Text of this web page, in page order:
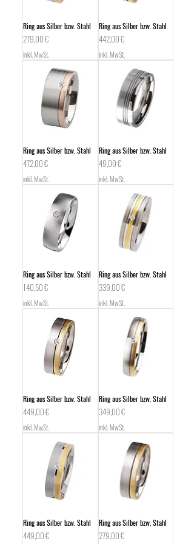
Ring aus Silber bzw. Stahl
Preis
279,00 €
inkl. MwSt.
Ring aus Silber bzw. Stahl
Preis
442,00 €
inkl. MwSt.
Ring aus Silber bzw. Stahl
Preis
472,00 €
inkl. MwSt.
Ring aus Silber bzw. Stahl
Preis
49,00 €
inkl. MwSt.
Ring aus Silber bzw. Stahl
Preis
140,50 €
inkl. MwSt.
Ring aus Silber bzw. Stahl
Preis
339,00 €
inkl. MwSt.
Ring aus Silber bzw. Stahl
Preis
449,00 €
inkl. MwSt.
Ring aus Silber bzw. Stahl
Preis
349,00 €
inkl. MwSt.
Ring aus Silber bzw. Stahl
Preis
449,00 €
Ring aus Silber bzw. Stahl
Preis
279,00 €